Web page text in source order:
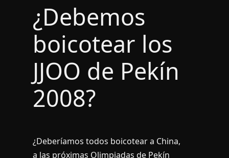
¿Debemos
boicotear los
JJOO de Pekí­n
2008?
¿Deberí­amos todos boicotear a China,
a las próximas Olimpiadas de Pekí­n